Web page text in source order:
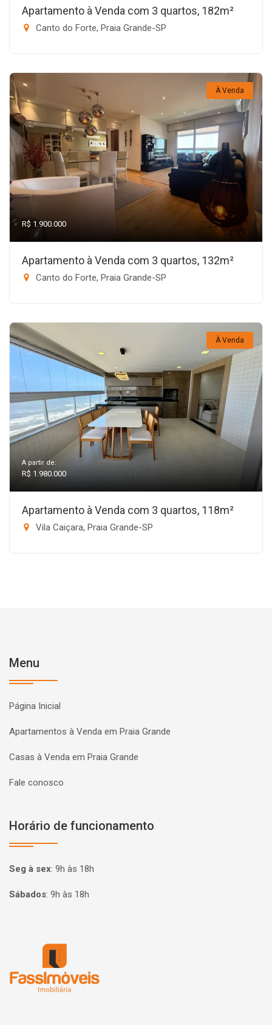
Apartamento à Venda com 3 quartos, 182m²
Canto do Forte, Praia Grande-SP
À Venda
R$ 1.900.000
Apartamento à Venda com 3 quartos, 132m²
Canto do Forte, Praia Grande-SP
À Venda
A partir de:
R$ 1.980.000
Apartamento à Venda com 3 quartos, 118m²
Vila Caiçara, Praia Grande-SP
Menu
Página Inicial
Apartamentos à Venda em Praia Grande
Casas à Venda em Praia Grande
Fale conosco
Horário de funcionamento
Seg à sex: 9h às 18h
Sábados: 9h às 18h